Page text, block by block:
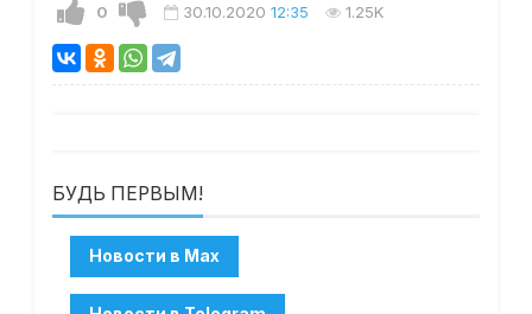
0 30.10.2020 12:35 1.25K
БУДЬ ПЕРВЫМ!